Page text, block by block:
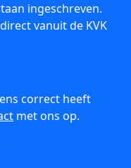
ingeschreven.
vanuit de KVK
correct heeft
met ons op.